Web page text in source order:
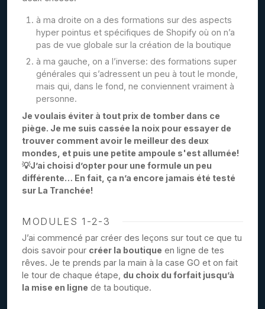
à ma droite on a des formations sur des aspects
hyper pointus et spécifiques de Shopify où on n’a
pas de vue globale sur la création de la boutique
à ma gauche, on a l’inverse: des formations super
générales qui s’adressent un peu à tout le monde,
mais qui, dans le fond, ne conviennent vraiment à
personne.
Je voulais éviter à tout prix de tomber dans ce
piège. Je me suis cassée la noix pour essayer de
trouver comment avoir le meilleur des deux
mondes, et puis une petite ampoule s'est allumée!
💡J’ai choisi d’opter pour une formule un peu
différente… En fait, ça n’a encore jamais été testé
sur La Tranchée!
MODULES 1-2-3
J’ai commencé par créer des leçons sur tout ce que tu
dois savoir pour créer la boutique en ligne de tes
rêves. Je te prends par la main à la case GO et on fait
le tour de chaque étape, du choix du forfait jusqu’à
la mise en ligne de ta boutique.